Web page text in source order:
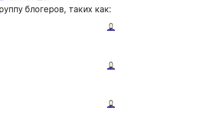
блогеров, таких как: